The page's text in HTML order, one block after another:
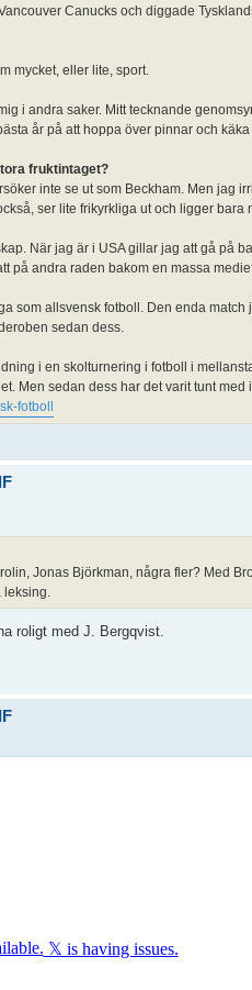
­Canucks och diggade
mycket, eller lite, sport.
i andra saker. Mitt tecknande
år på att hoppa över pinnar och käka
fruktintaget?
inte se ut som Beckham. Men jag
ser lite frikyrkliga ut och ligger bara
När jag är i USA gillar jag att gå på
på andra raden bakom en massa
som allsvensk fotboll. Den enda
sedan dess.
i en skolturnering i fotboll i
Men sedan dess har det varit tunt med
fotboll
Jonas Björkman, några fler? Med
roligt med J. Bergqvist.